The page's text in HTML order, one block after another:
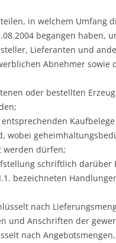
in welchem Umfang
begangen haben,
Lieferanten und
Abnehmer sowie
oder bestellten
wobei
werden dürfen;
schriftlich darüber
bezeichneten
nach
und Anschriften der
nach